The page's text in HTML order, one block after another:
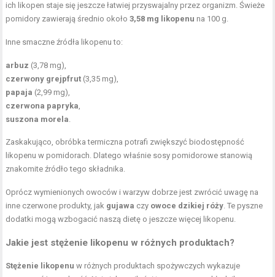
ich likopen staje się jeszcze łatwiej przyswajalny przez organizm. Świeże
pomidory zawierają średnio około3,58 mg likopenu na 100 g.
Inne smaczne źródła likopenu to:
arbuz (3,78 mg),
czerwony grejpfrut (3,35 mg),
papaja (2,99 mg),
czerwona papryka,
suszona morela.
Zaskakująco, obróbka termiczna potrafi zwiększyć biodostępność
likopenu w pomidorach. Dlatego właśnie sosy pomidorowe stanowią
znakomite źródło tego składnika.
Oprócz wymienionych owoców i warzyw dobrze jest zwrócić uwagę na
inne czerwone produkty, jak gujawa czy owoce dzikiej róży. Te pyszne
dodatki mogą wzbogacić naszą dietę o jeszcze więcej likopenu.
Jakie jest stężenie likopenu w różnych produktach?
Stężenie likopenu w różnych produktach spożywczych wykazuje